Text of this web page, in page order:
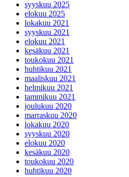
syyskuu 2025
elokuu 2025
lokakuu 2021
syyskuu 2021
elokuu 2021
kesäkuu 2021
toukokuu 2021
huhtikuu 2021
maaliskuu 2021
helmikuu 2021
tammikuu 2021
joulukuu 2020
marraskuu 2020
lokakuu 2020
syyskuu 2020
elokuu 2020
kesäkuu 2020
toukokuu 2020
huhtikuu 2020